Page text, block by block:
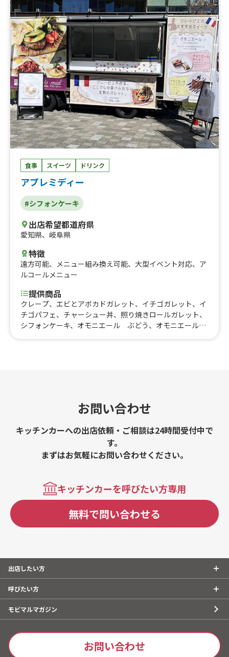
食事 スイーツ ドリンク
アプレミディー
#シフォンケーキ
出店希望都道府県
愛知県、 岐阜県
特徴
遠方可能、 メニュー組み換え可能、 大型イベント対応、 ア
ルコールメニュー
提供商品
クレープ、エビとアボカドガレット、イチゴガレット、イ
チゴパフェ、チャーシュー丼、照り焼きロールガレット、
シフォンケーキ、オモニエール ぶどう、オモニエール
お問い合わせ
キッチンカーへの出店依頼・ご相談は24時間受付中で
す。
まずはお気軽にお問い合わせください。
キッチンカーを呼びたい方専用
無料で問い合わせる
出店したい方
呼びたい方
モビマルマガジン
お問い合わせ